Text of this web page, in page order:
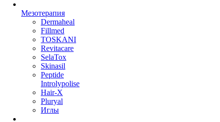
Мезотерапия
Dermaheal
Fillmed
TOSKANI
Revitacare
SelaTox
Skinasil
Peptide
Introlypolise
Hair-X
Pluryal
Иглы